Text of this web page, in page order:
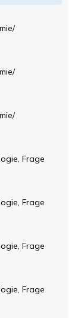
Frage
Frage
Frage
Frage